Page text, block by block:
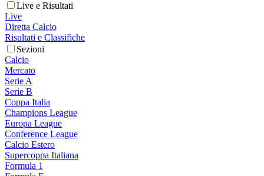
Live e Risultati
Live
Diretta Calcio
Risultati e Classifiche
Sezioni
Calcio
Mercato
Serie A
Serie B
Coppa Italia
Champions League
Europa League
Conference League
Calcio Estero
Supercoppa Italiana
Formula 1